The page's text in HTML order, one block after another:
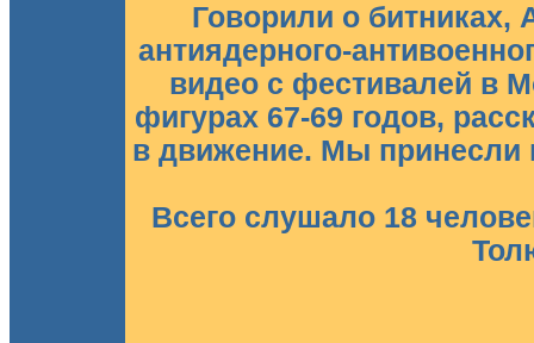
Говорили о битниках,
антиядерного-
видео с фестивалей в
фигурах 67-69 годов,
в движение. Мы
Всего слушало 18